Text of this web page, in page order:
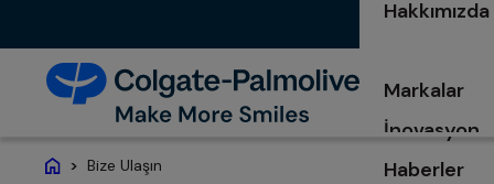
Hakkımızda
Markalar
İnovasyon
Haberler
Bize Ulaşın